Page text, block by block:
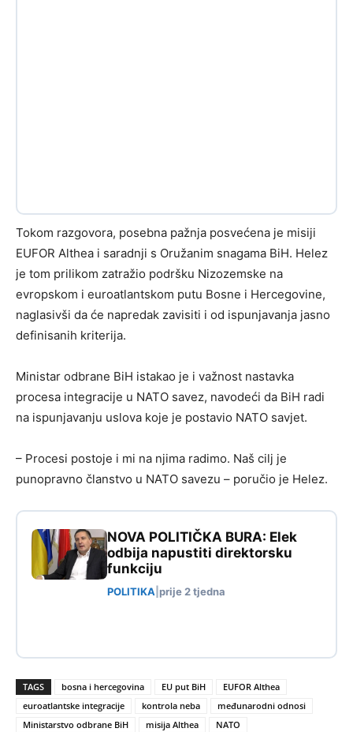
Tokom razgovora, posebna pažnja posvećena je misiji
EUFOR Althea i saradnji s Oružanim snagama BiH. Helez
je tom prilikom zatražio podršku Nizozemske na
evropskom i euroatlantskom putu Bosne i Hercegovine,
naglasivši da će napredak zavisiti i od ispunjavanja jasno
definisanih kriterija.
Ministar odbrane BiH istakao je i važnost nastavka
procesa integracije u NATO savez, navodeći da BiH radi
na ispunjavanju uslova koje je postavio NATO savjet.
– Procesi postoje i mi na njima radimo. Naš cilj je
punopravno članstvo u NATO savezu – poručio je Helez.
NOVA POLITIČKA BURA: Elek
odbija napustiti direktorsku
funkciju
POLITIKA prije 2 tjedna
TAGS bosna i hercegovina EU put BiH
EUFOR Althea
euroatlantske integracije
kontrola neba
međunarodni odnosi
Ministarstvo odbrane BiH
misija Althea
NATO